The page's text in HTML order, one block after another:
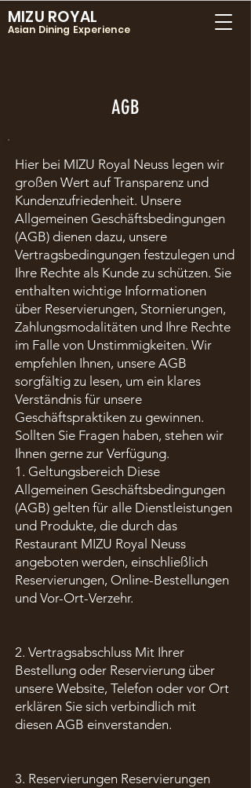
MIZU ROYAL
Asian Dining Experience
AGB
Hier bei MIZU Royal Neuss legen wir
großen Wert auf Transparenz und
Kundenzufriedenheit. Unsere
Allgemeinen Geschäftsbedingungen
(AGB) dienen dazu, unsere
Vertragsbedingungen festzulegen und
Ihre Rechte als Kunde zu schützen. Sie
enthalten wichtige Informationen
über Reservierungen, Stornierungen,
Zahlungsmodalitäten und Ihre Rechte
im Falle von Unstimmigkeiten. Wir
empfehlen Ihnen, unsere AGB
sorgfältig zu lesen, um ein klares
Verständnis für unsere
Geschäftspraktiken zu gewinnen.
Sollten Sie Fragen haben, stehen wir
Ihnen gerne zur Verfügung.
1. Geltungsbereich Diese
Allgemeinen Geschäftsbedingungen
(AGB) gelten für alle Dienstleistungen
und Produkte, die durch das
Restaurant MIZU Royal Neuss
angeboten werden, einschließlich
Reservierungen, Online-Bestellungen
und Vor-Ort-Verzehr.
2. Vertragsabschluss Mit Ihrer
Bestellung oder Reservierung über
unsere Website, Telefon oder vor Ort
erklären Sie sich verbindlich mit
diesen AGB einverstanden.
3. Reservierungen Reservierungen